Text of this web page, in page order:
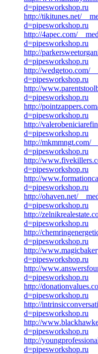
d=pipesworkshop.ru
http://tikitunes.net/
d=pipesworkshop.ru
http://4apec.com/
d=pipesworkshop.ru
http://
d=pipesworkshop.ru
http://wedgetoo.com/
d=pipesworkshop.ru
http://
d=pipesworkshop.ru
http://
d=pipesworkshop.ru
http://
d=pipesworkshop.ru
http://mkmmngt.com/
d=pipesworkshop.ru
http://
d=pipesworkshop.ru
http://
d=pipesworkshop.ru
http://ohaven.net/
d=pipesworkshop.ru
http://
d=pipesworkshop.ru
http://
d=pipesworkshop.ru
http://
d=pipesworkshop.ru
http://
d=pipesworkshop.ru
http://
d=pipesworkshop.ru
http://
d=pipesworkshop.ru
http://
d=pipesworkshop.ru
http://
d=pipesworkshop.ru